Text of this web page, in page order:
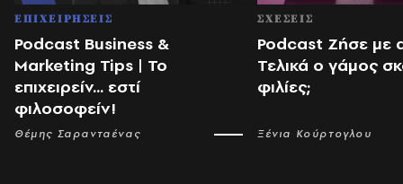
ΕΠΙΧΕΙΡΗΣΕΙΣ
Podcast Business &
Marketing Tips | Το
επιχειρείν... εστί
φιλοσοφείν!
Θέμης Σαρανταένας
ΣΧΕΣΕΙΣ
Podcast Ζήσε με
Τελικά ο γάμος
φιλίες;
Ξένια Κούρτογλου